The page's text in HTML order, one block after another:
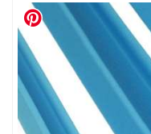
Tape en stickers
Verhuismaterialen
Duurzame verpakkingen
Bedrukte verpakkingen